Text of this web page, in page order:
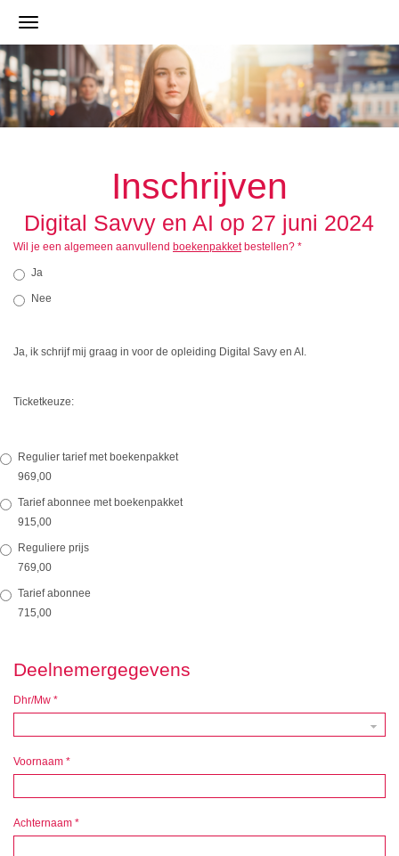
Inschrijven
Digital Savvy en AI op 27 juni 2024
Wil je een algemeen aanvullend boekenpakketbestellen? *
Ja
Nee
Ja, ik schrijf mij graag in voor de opleiding Digital Savy en AI.
Ticketkeuze:
Regulier tarief met boekenpakket
969,00
Tarief abonnee met boekenpakket
915,00
Reguliere prijs
769,00
Tarief abonnee
715,00
Deelnemergegevens
Dhr/Mw *
Voornaam *
Achternaam *